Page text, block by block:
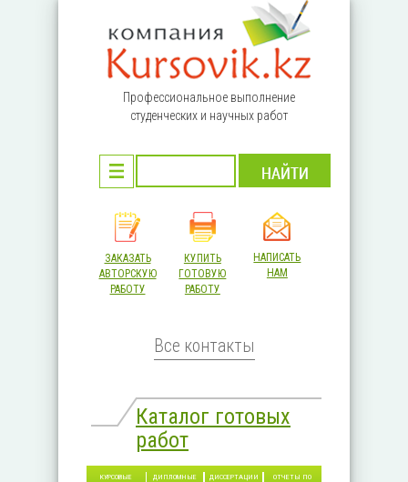
Профессиональное выполнение
студенческих и научных работ
ЗАКАЗАТЬ
АВТОРСКУЮ
РАБОТУ
КУПИТЬ
ГОТОВУЮ
РАБОТУ
НАПИСАТЬ
НАМ
Все контакты
Каталог готовых
работ
КУРСОВЫЕ
ДИПЛОМНЫЕ
ДИССЕРТАЦИИ
ОТЧЕТЫ ПО